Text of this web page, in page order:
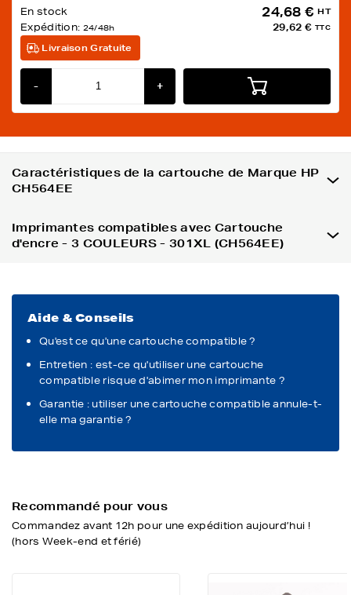
En stock
Expédition: 24/48h
24,68 € HT
29,62 € TTC
Livraison Gratuite
- +
Caractéristiques de la cartouche de Marque HP
CH564EE
Imprimantes compatibles avec Cartouche
d'encre - 3 COULEURS - 301XL (CH564EE)
Aide & Conseils
Qu'est ce qu'une cartouche compatible ?
Entretien : est-ce qu'utiliser une cartouche
compatible risque d'abimer mon imprimante ?
Garantie : utiliser une cartouche compatible annule-t-
elle ma garantie ?
Recommandé pour vous
Commandez avant 12h pour une expédition aujourd’hui !
(hors Week-end et férié)